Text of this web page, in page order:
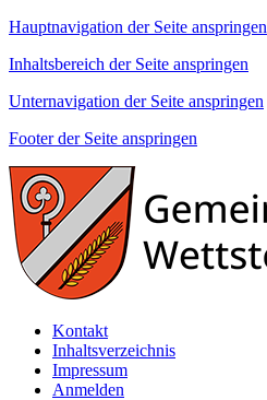
Hauptnavigation der Seite anspringen
Inhaltsbereich der Seite anspringen
Unternavigation der Seite anspringen
Footer der Seite anspringen
Kontakt
Inhaltsverzeichnis
Impressum
Anmelden